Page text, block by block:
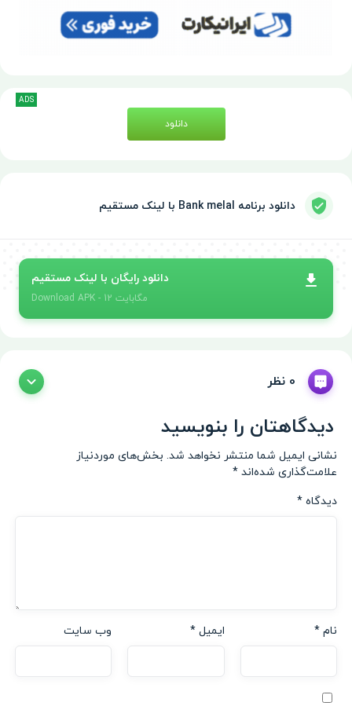
دانلود
ADS
دانلود برنامه Bank melal با لینک مستقیم
دانلود رایگان با لینک مستقیم
Download APK - 12 مگابایت
0 نظر
دیدگاهتان را بنویسید
نشانی ایمیل شما منتشر نخواهد شد. بخش‌های موردنیاز
علامت‌گذاری شده‌اند *
دیدگاه *
نام * ایمیل* وب‌ سایت